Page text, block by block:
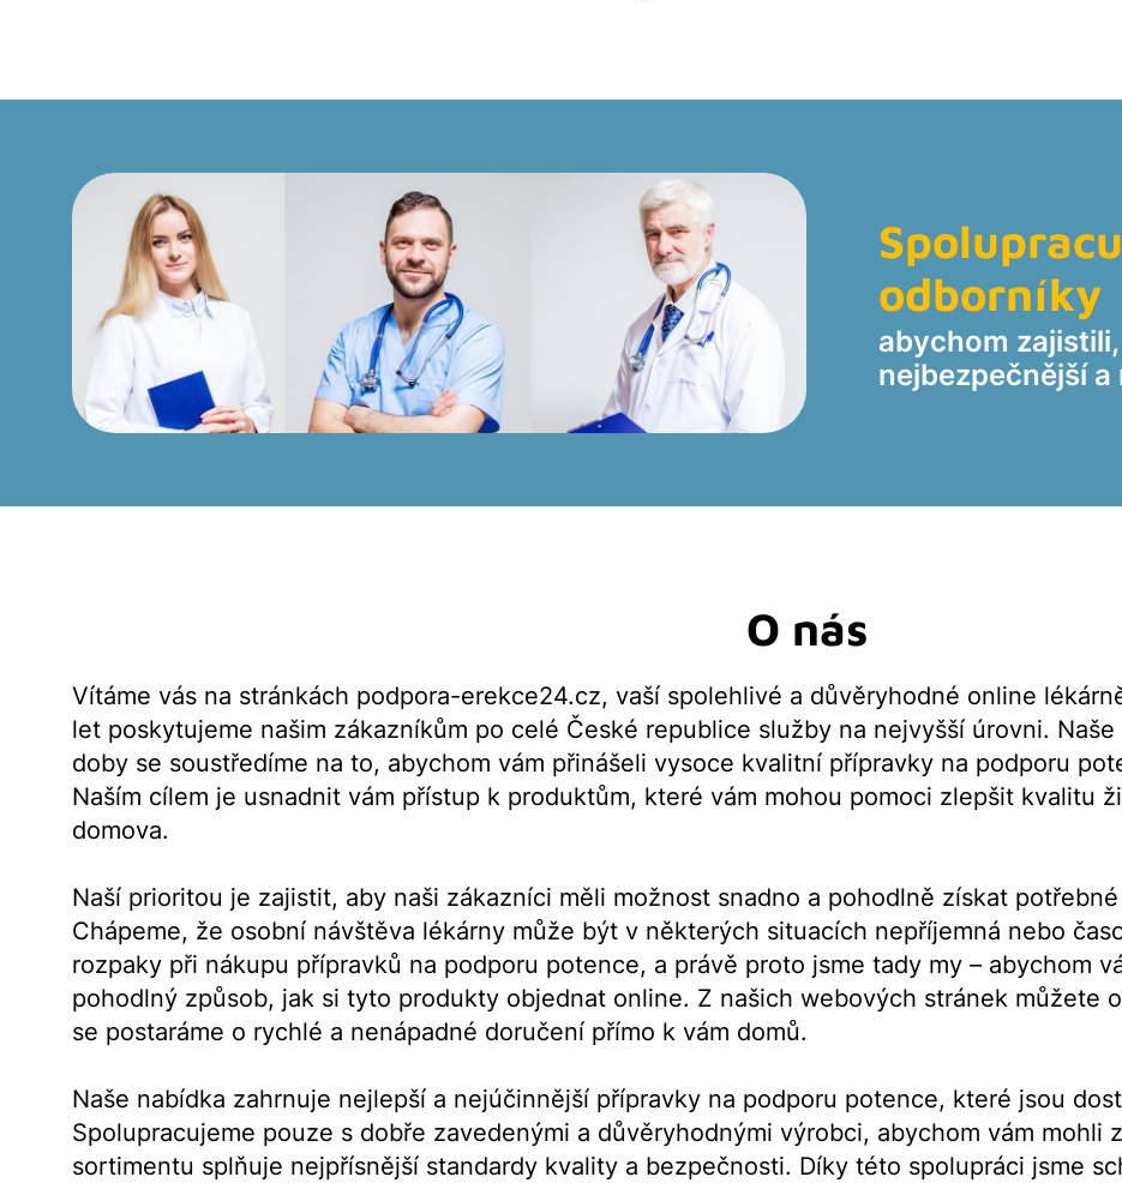
odborníky
abychom
nejbezpečnější
O nás
Vítáme vás na stránkách podpora-erekce24.cz, vaší spolehlivé a důvěryhodné online
let poskytujeme našim zákazníkům po celé České republice služby na nejvyšší úrovni.
doby se soustředíme na to, abychom vám přinášeli vysoce kvalitní přípravky na podporu
Naším cílem je usnadnit vám přístup k produktům, které vám mohou pomoci zlepšit kvalitu
domova.
Naší prioritou je zajistit, aby naši zákazníci měli možnost snadno a pohodlně získat
Chápeme, že osobní návštěva lékárny může být v některých situacích nepříjemná nebo
rozpaky při nákupu přípravků na podporu potence, a právě proto jsme tady my – abychom
pohodlný způsob, jak si tyto produkty objednat online. Z našich webových stránek můžete
se postaráme o rychlé a nenápadné doručení přímo k vám domů.
Naše nabídka zahrnuje nejlepší a nejúčinnější přípravky na podporu potence, které jsou
Spolupracujeme pouze s dobře zavedenými a důvěryhodnými výrobci, abychom vám mohli
sortimentu splňuje nejpřísnější standardy kvality a bezpečnosti. Díky této spolupráci jsme